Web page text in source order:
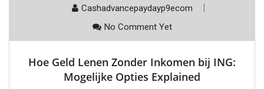
Cashadvancepaydayp9ecom
No Comment Yet
Hoe Geld Lenen Zonder Inkomen bij ING:
Mogelijke Opties Explained